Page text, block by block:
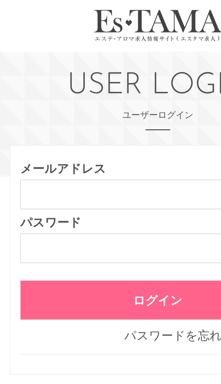
USER
ユーザーログイン
メールアドレス
パスワード
パスワードを忘